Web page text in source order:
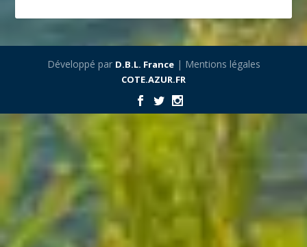
Développé par D.B.L. France| Mentions légales
COTE.AZUR.FR